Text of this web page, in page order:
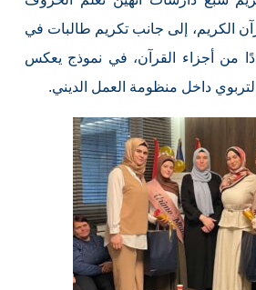
الكريم، إلى جانب تكريم طالبات في
من أجزاء القرآن، في نموذج يعكس
داخل منظومة العمل الديني.